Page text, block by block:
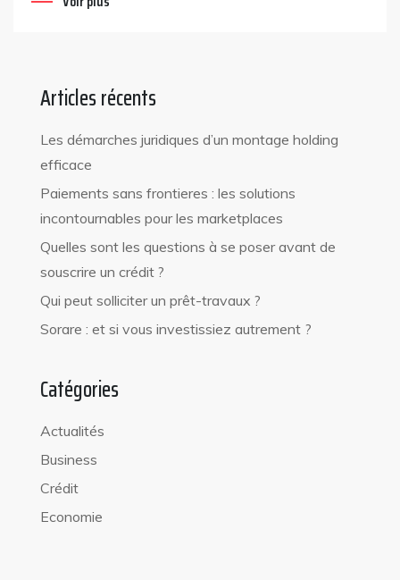
Articles récents
Les démarches juridiques d’un montage holding
efficace
Paiements sans frontieres : les solutions
incontournables pour les marketplaces
Quelles sont les questions à se poser avant de
souscrire un crédit ?
Qui peut solliciter un prêt-travaux ?
Sorare : et si vous investissiez autrement ?
Catégories
Actualités
Business
Crédit
Economie